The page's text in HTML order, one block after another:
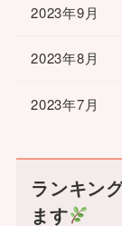
2023年9月
2023年8月
2023年7月
ランキン
ます